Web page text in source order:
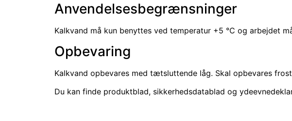
Anvendelsesbegrænsninger
Kalkvand må kun benyttes ved temperatur +5 °C og arbejdet
Opbevaring
Kalkvand opbevares med tætsluttende låg. Skal opbevares
Du kan finde produktblad, sikkerhedsdatablad og